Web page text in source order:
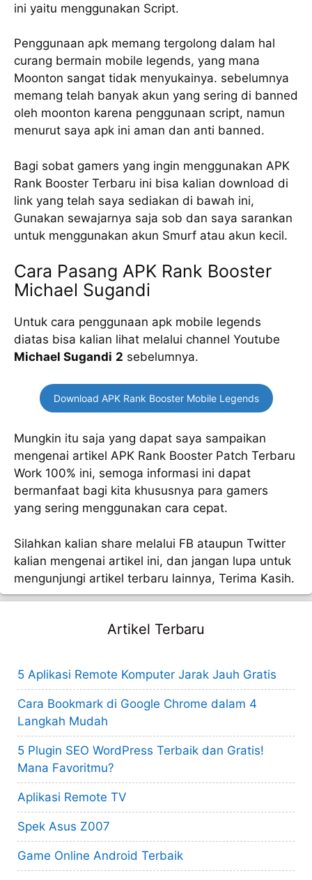
ini yaitu menggunakan Script.
Penggunaan apk memang tergolong dalam hal
curang bermain mobile legends, yang mana
Moonton sangat tidak menyukainya. sebelumnya
memang telah banyak akun yang sering di banned
oleh moonton karena penggunaan script, namun
menurut saya apk ini aman dan anti banned.
Bagi sobat gamers yang ingin menggunakan APK
Rank Booster Terbaru ini bisa kalian download di
link yang telah saya sediakan di bawah ini,
Gunakan sewajarnya saja sob dan saya sarankan
untuk menggunakan akun Smurf atau akun kecil.
Cara Pasang APK Rank Booster
Michael Sugandi
Untuk cara penggunaan apk mobile legends
diatas bisa kalian lihat melalui channel Youtube
Michael Sugandi 2 sebelumnya.
Download APK Rank Booster Mobile Legends
Mungkin itu saja yang dapat saya sampaikan
mengenai artikel APK Rank Booster Patch Terbaru
Work 100% ini, semoga informasi ini dapat
bermanfaat bagi kita khususnya para gamers
yang sering menggunakan cara cepat.
Silahkan kalian share melalui FB ataupun Twitter
kalian mengenai artikel ini, dan jangan lupa untuk
mengunjungi artikel terbaru lainnya, Terima Kasih.
Artikel Terbaru
5 Aplikasi Remote Komputer Jarak Jauh Gratis
Cara Bookmark di Google Chrome dalam 4
Langkah Mudah
5 Plugin SEO WordPress Terbaik dan Gratis!
Mana Favoritmu?
Aplikasi Remote TV
Spek Asus Z007
Game Online Android Terbaik